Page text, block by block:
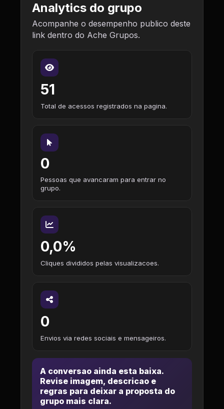
Analytics do grupo
Acompanhe o desempenho publico deste
link dentro do Ache Grupos.
51
Total de acessos registrados na pagina.
0
Pessoas que avancaram para entrar no
grupo.
0,0%
Cliques divididos pelas visualizacoes.
0
Envios via redes sociais e mensageiros.
A conversao ainda esta baixa.
Revise imagem, descricao e
regras para deixar a proposta do
grupo mais clara.